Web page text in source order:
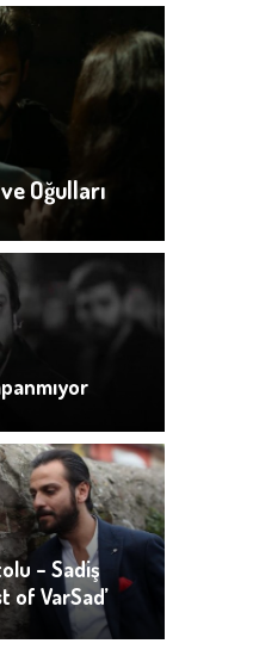
Oğulları
– Sadiş
of VarSad’